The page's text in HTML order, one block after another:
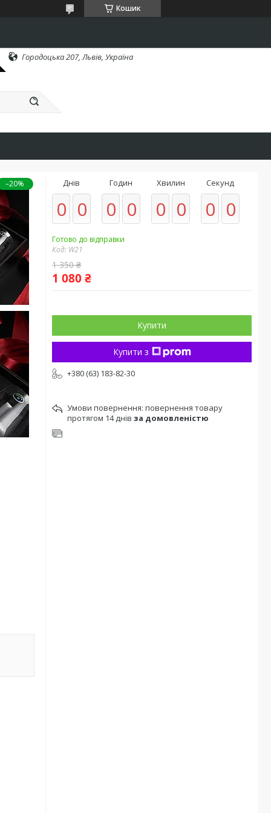
Кошик
Городоцька 207, Львів, Україна
–20% Днів
0 0
Годин
0 0
Хвилин
0 0
Секунд
0 0
Готово до відправки
Код: W21
1 350 ₴
1 080 ₴
Купити
Купити з
+380 (63) 183-82-30
повернення товару
протягом 14 днів за домовленістю